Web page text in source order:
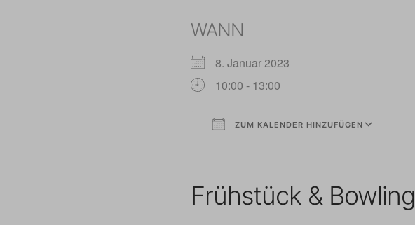
WANN
8. Januar 2023
10:00 - 13:00
ZUM KALENDER HINZUFÜGEN
Frühstück & Bowling